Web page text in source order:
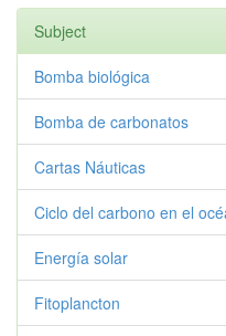
Subject
Bomba biológica
Bomba de carbonatos
Cartas Náuticas
Ciclo del carbono en el
Energía solar
Fitoplancton